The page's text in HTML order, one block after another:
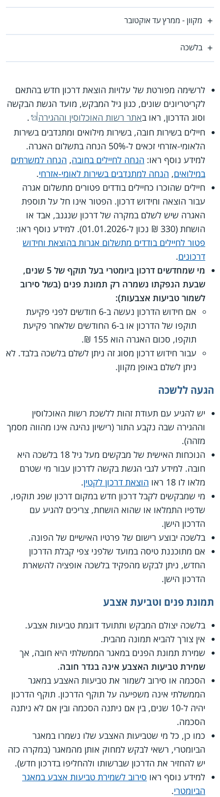
מקוון - ממרץ עד אוקטובר
בלשכה
לרשימה מפורטת של עלויות הוצאת דרכון חדש בהתאם
לקריטריונים שונים, כגון גיל המבקש, מועד הגשת הבקשה
וסוג הדרכון, ראו באתר רשות האוכלוסין וההגירה
.
חיילים בשירות חובה, בשירות מילואים ומתנדבים בשירות
הלאומי-אזרחי זכאים ל-50% הנחה בתשלום האגרה.
למידע נוסף ראו: הנחה לחיילים בחובה, הנחה למשרתים
במילואים, הנחה למתנדבים בשירות לאומי-אזרחי.
חיילים שהוכרו כחיילים בודדים פטורים מתשלום אגרה
עבור הוצאה וחידוש דרכון. הפטור אינו חל על תוספת
האגרה שיש לשלם במקרה של דרכון שנגנב, אבד או
הושחת (330 ₪ נכון ל-01.01.2026). למידע נוסף ראו:
פטור לחיילים בודדים מתשלום אגרות בהוצאת וחידוש
דרכונים.
מי שמחדשים דרכון ביומטרי בעל תוקף של 5 שנים,
שבעת הנפקתו נשמרה רק תמונת פנים (בשל סירוב
לשמור טביעות אצבעות):
אם חידוש הדרכון נעשה ב-6 חודשים לפני פקיעת
תוקפו של הדרכון או ב-6 החודשים שלאחר פקיעת
תוקפו, סכום האגרה הוא 155 ₪.
עבור חידוש דרכון מסוג זה ניתן לשלם בלשכה בלבד. לא
ניתן לשלם באופן מקוון.
הגעה ללשכה
יש להגיע עם תעודת זהות ללשכת רשות האוכלוסין
וההגירה שבה נקבע התור (רישיון נהיגה אינו מהווה מסמך
מזהה).
הנוכחות האישית של מבקשים מעל גיל 18 בלשכה היא
חובה. למידע לגבי הגשת בקשה לדרכון עבור מי שטרם
מלאו לו 18 ראו
הוצאת דרכון לקטין.
מי שמבקשים לקבל דרכון חדש במקום דרכון שפג תוקפו,
שדפיו התמלאו או שהוא הושחת, צריכים להגיע עם
הדרכון הישן.
בלשכה יבוצע רישום של פרטיו האישיים של הפונה.
אם מתוכננת טיסה במועד שלפני צפי קבלת הדרכון
החדש, ניתן לבקש מהפקיד בלשכה אופציה להשארת
הדרכון הישן.
תמונת פנים וטביעת אצבע
בלשכה יצולם המבקש ותתועד דוגמת טביעות אצבע.
אין צורך להביא תמונה מהבית.
שמירת תמונת הפנים במאגר הממשלתי היא חובה, אך
שמירת טביעות האצבע אינה בגדר חובה.
הסכמה או סירוב לשמור את טביעות האצבע במאגר
הממשלתי אינה משפיעה על תוקף הדרכון. תוקף הדרכון
יהיה ל-10 שנים, בין אם ניתנה הסכמה ובין אם לא ניתנה
הסכמה.
כמו כן, כל מי שטביעות האצבע שלו נשמרו במאגר
הביומטרי, רשאי לבקש למחוק אותן מהמאגר (במקרה כזה
יש להחזיר את הדרכון שברשותו ולהחליפו בדרכון חדש).
למידע נוסף ראו סירוב לשמירת טביעות אצבע במאגר
הביומטרי.